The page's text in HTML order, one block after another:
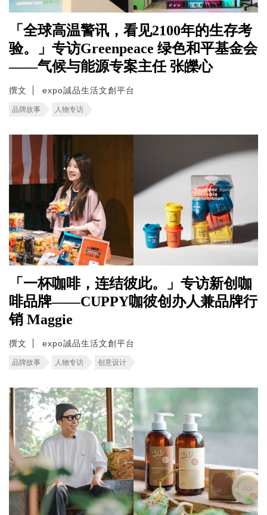
「全球高温警讯，看见2100年的生存考
验。」专访Greenpeace 绿色和平基金会
——气候与能源专案主任 张皪心
撰文 expo誠品生活文創平台
品牌故事 人物专访
「一杯咖啡，连结彼此。」专访新创咖
啡品牌——CUPPY咖彼创办人兼品牌行
销 Maggie
撰文 expo誠品生活文創平台
品牌故事 人物专访 创意设计